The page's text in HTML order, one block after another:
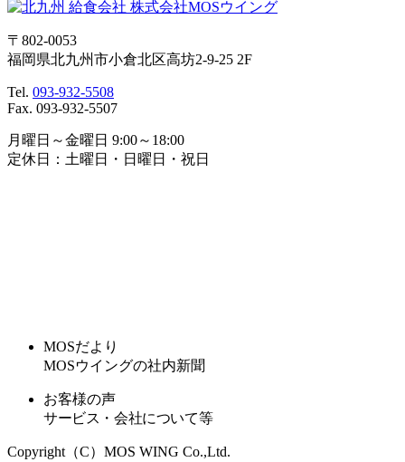
〒802-0053
福岡県北九州市小倉北区高坊2-9-25 2F
Tel. 093-932-5508
Fax. 093-932-5507
月曜日～金曜日 9:00～18:00
定休日：土曜日・日曜日・祝日
MOSだより
MOSウイングの社内新聞
お客様の声
サービス・会社について等
Copyright（C）MOS WING Co.,Ltd.